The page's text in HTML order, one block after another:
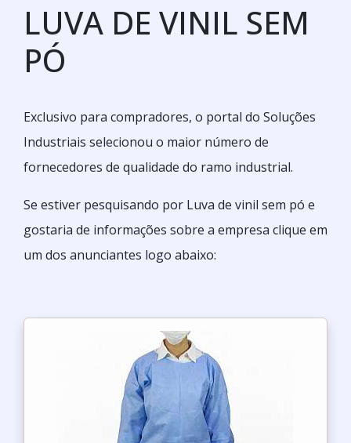
LUVA DE VINIL SEM
PÓ
Exclusivo para compradores, o portal do Soluções
Industriais selecionou o maior número de
fornecedores de qualidade do ramo industrial.
Se estiver pesquisando por Luva de vinil sem pó e
gostaria de informações sobre a empresa clique em
um dos anunciantes logo abaixo: